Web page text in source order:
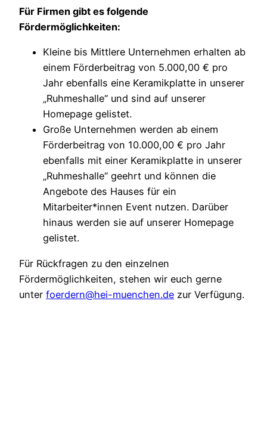
Für Firmen gibt es folgende
Fördermöglichkeiten:
Kleine bis Mittlere Unternehmen erhalten ab
einem Förderbeitrag von 5.000,00 € pro
Jahr ebenfalls eine Keramikplatte in unserer
„Ruhmeshalle“ und sind auf unserer
Homepage gelistet.
Große Unternehmen werden ab einem
Förderbeitrag von 10.000,00 € pro Jahr
ebenfalls mit einer Keramikplatte in unserer
„Ruhmeshalle“ geehrt und können die
Angebote des Hauses für ein
Mitarbeiter*innen Event nutzen. Darüber
hinaus werden sie auf unserer Homepage
gelistet.
Für Rückfragen zu den einzelnen
Fördermöglichkeiten, stehen wir euch gerne
unter foerdern@hei-muenchen.de zur Verfügung.